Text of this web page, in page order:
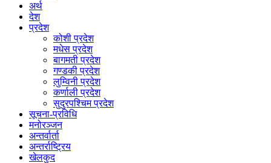
अर्थ
देश
प्रदेश
कोशी प्रदेश
मधेस प्रदेश
बागमती प्रदेश
गण्डकी प्रदेश
लुम्विनी प्रदेश
कर्णाली प्रदेश
सुदुरपश्चिम प्रदेश
सूचना-प्रविधि
मनोरञ्जन
अन्तर्वार्ता
अन्तर्राष्ट्रिय
खेलकुद